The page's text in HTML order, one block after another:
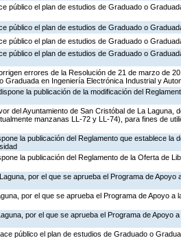
público el plan de estudios de Graduado o
público el plan de estudios de Graduado o
público el plan de estudios de Graduado o
público el plan de estudios de Graduado o
errores de la Resolución de 21 de marzo de
Graduada en Ingeniería Electrónica Industrial y
la publicación de la modificación del
del Ayuntamiento de San Cristóbal de La Laguna,
manzanas LL-72 y LL-74), para fines de
la publicación del Reglamento que establece la
la publicación del Reglamento de la Oferta de
por el que se aprueba el Programa de Apoyo
por el que se aprueba el Programa de Apoyo a
por el que se aprueba el Programa de Apoyo
público el plan de estudios de Graduado o